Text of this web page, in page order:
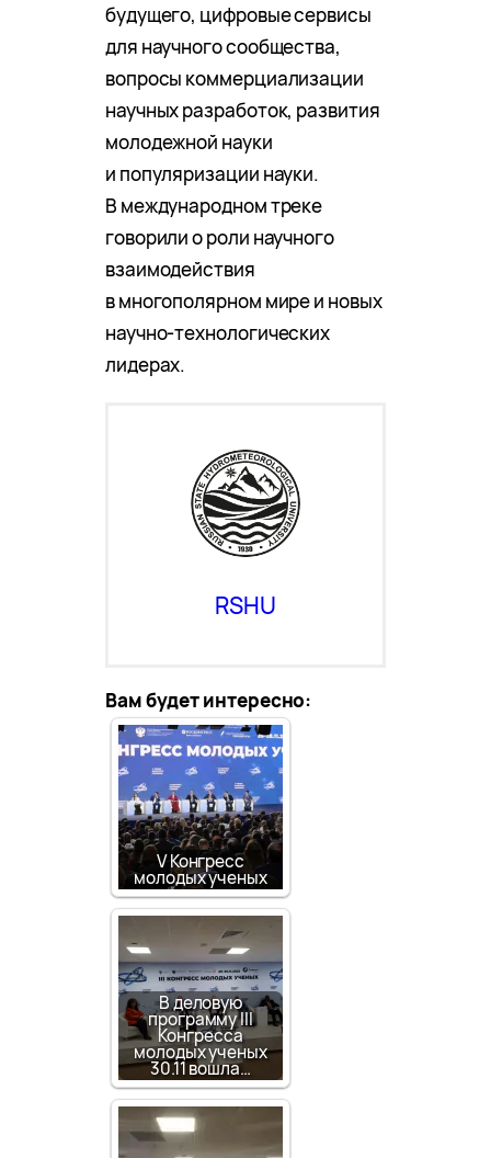
будущего, цифровые сервисы
для научного сообщества,
вопросы коммерциализации
научных разработок, развития
молодежной науки
и популяризации науки.
В международном треке
говорили о роли научного
взаимодействия
в многополярном мире и новых
научно-технологических
лидерах.
RSHU
Вам будет интересно:
V Конгресс
молодых ученых
В деловую
программу III
Конгресса
молодых ученых
30.11 вошла…